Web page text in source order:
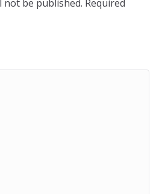
not be published. Required